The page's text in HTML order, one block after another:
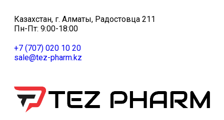
Казахстан, г. Алматы, Радостовца 211
Пн-Пт: 9:00-18:00
+7 (707) 020 10 20
sale@tez-pharm.kz